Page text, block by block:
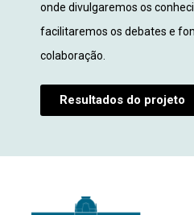
onde divulgaremos os
facilitaremos os debates e
colaboração.
Resultados do projeto